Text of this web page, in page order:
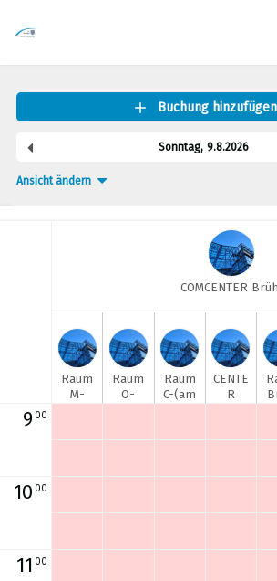
Buchung hinzufügen
Sonntag, 9.8.2026
Ansicht ändern
COMCENTER
Raum
M-
echnik
Raum
O-
(Mitte)
Raum
C-(am
CENTE
R
9 00
10 00
11 00